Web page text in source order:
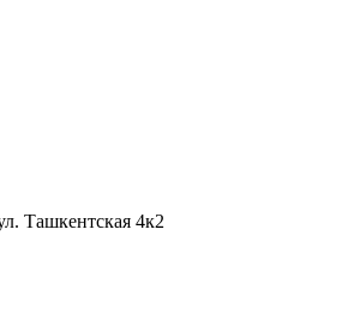
Ташкентская 4к2